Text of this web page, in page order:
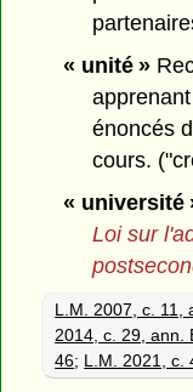
« unité »
énoncés
cours.
« université
Loi sur
L.M. 2007, c. 11,
2014, c. 29, ann.
46; L.M. 2021, c.